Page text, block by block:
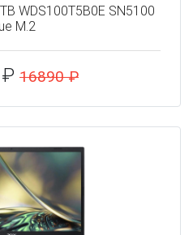
WDS100T5B0E SN5100
M.2
16890 ₽